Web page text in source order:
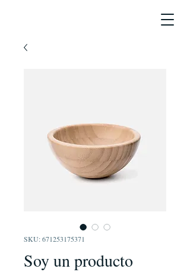
SKU: 671253175371
Soy un producto